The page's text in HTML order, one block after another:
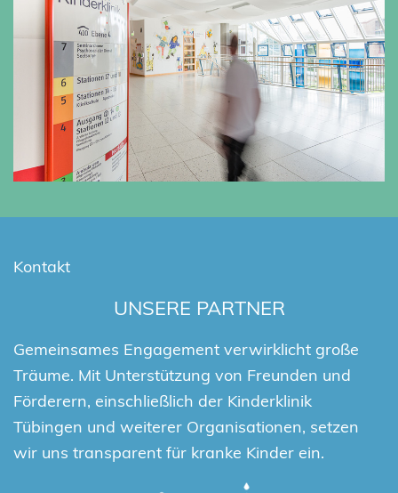
Kontakt
UNSERE PARTNER
Gemeinsames Engagement verwirklicht große
Träume. Mit Unterstützung von Freunden und
Förderern, einschließlich der Kinderklinik
Tübingen und weiterer Organisationen, setzen
wir uns transparent für kranke Kinder ein.